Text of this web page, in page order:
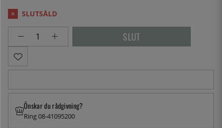
Önskar du rådgivning?
Ring 08-41095200